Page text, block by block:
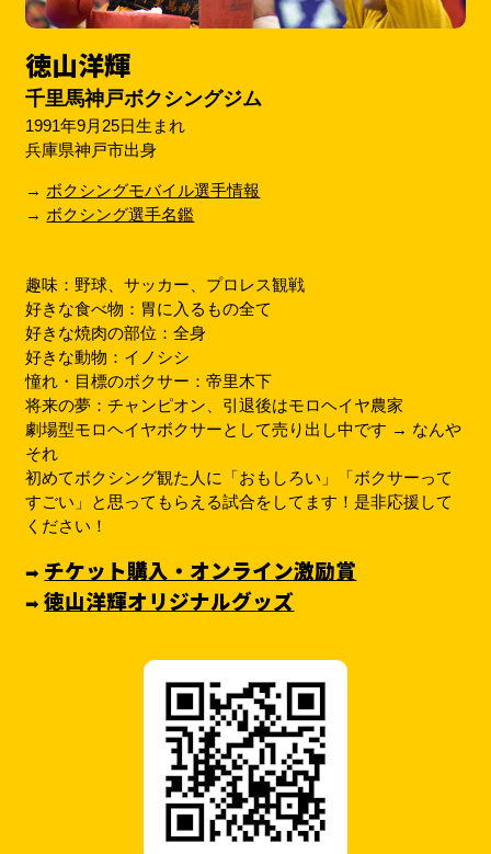
徳山洋輝
千里馬神戸ボクシングジム
1991年9月25日生まれ
兵庫県神戸市出身
→ ボクシングモバイル選手情報
→ ボクシング選手名鑑
趣味：野球、サッカー、プロレス観戦
好きな食べ物：胃に入るもの全て
好きな焼肉の部位：全身
好きな動物：イノシシ
憧れ・目標のボクサー：帝里木下
将来の夢：チャンピオン、引退後はモロヘイヤ農家
劇場型モロヘイヤボクサーとして売り出し中です → なんや
それ
初めてボクシング観た人に「おもしろい」「ボクサーって
すごい」と思ってもらえる試合をしてます！是非応援して
ください！
➡︎ チケット購入・オンライン激励賞
➡︎徳山洋輝オリジナルグッズ